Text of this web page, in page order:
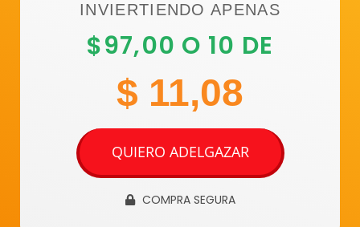
INVIERTIENDO APENAS
$97,00 O 10 DE
$ 11,08
QUIERO ADELGAZAR
COMPRA SEGURA